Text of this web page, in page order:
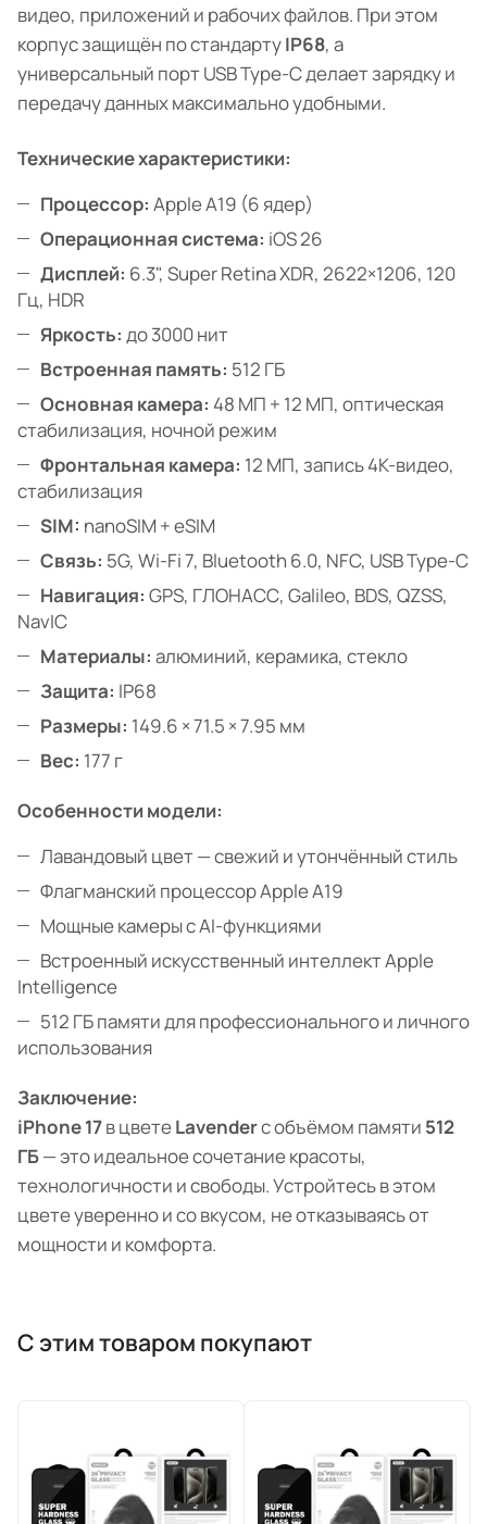
видео, приложений и рабочих файлов. При этом
корпус защищён по стандартуIP68, а
универсальный порт USB Type-C делает зарядку и
передачу данных максимально удобными.
Технические характеристики:
Процессор: Apple A19 (6 ядер)
Операционная система: iOS 26
Дисплей: 6.3", Super Retina XDR, 2622×1206, 120
Гц, HDR
Яркость: до 3000 нит
Встроенная память: 512 ГБ
Основная камера: 48 МП + 12 МП, оптическая
стабилизация, ночной режим
Фронтальная камера: 12 МП, запись 4K-видео,
стабилизация
SIM: nanoSIM + eSIM
Связь: 5G, Wi-Fi 7, Bluetooth 6.0, NFC, USB Type-C
Навигация: GPS, ГЛОНАСС, Galileo, BDS, QZSS,
NavIC
Материалы: алюминий, керамика, стекло
Защита: IP68
Размеры: 149.6 × 71.5 × 7.95 мм
Вес: 177 г
Особенности модели:
Лавандовый цвет — свежий и утончённый стиль
Флагманский процессор Apple A19
Мощные камеры с AI-функциями
Встроенный искусственный интеллект Apple
Intelligence
512 ГБ памяти для профессионального и личного
использования
Заключение:
iPhone 17в цветеLavenderс объёмом памяти 512
ГБ— это идеальное сочетание красоты,
технологичности и свободы. Устройтесь в этом
цвете уверенно и со вкусом, не отказываясь от
мощности и комфорта.
С этим товаром покупают